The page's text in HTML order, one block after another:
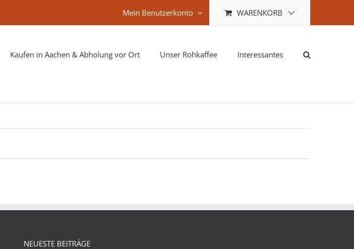
Mein Benutzerkonto WARENKORB
Kaufen in Aachen & Abholung vor Ort Unser Rohkaffee Interessantes
NEUESTE BEITRÄGE